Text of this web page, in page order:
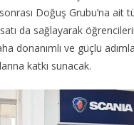
Doğuş Grubu’na ait
da sağlayarak
donanımlı ve güçlü
katkı sunacak.